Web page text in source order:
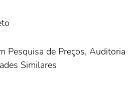
Pesquisa de Preços, Auditoria
Similares